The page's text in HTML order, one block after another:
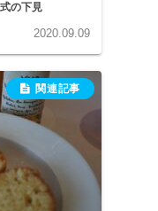
の下見
2020.09.09